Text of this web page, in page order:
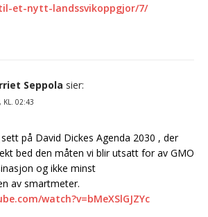
et-nytt-landssvikoppgjor/7/
Seppola sier:
02:43
på David Dickes Agenda 2030 , der
bed den måten vi blir utsatt for av GMO
og ikke minst
av smartmeter.
watch?v=bMeXSlGJZYc